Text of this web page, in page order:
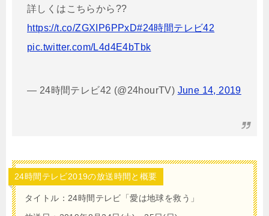
詳しくはこちらから??
https://t.co/ZGXIP6PPxD#24時間テレビ42
pic.twitter.com/L4d4E4bTbk
— 24時間テレビ42 (@24hourTV) June 14, 2019
24時間テレビ2019の放送時間と概要
タイトル：24時間テレビ「愛は地球を救う」